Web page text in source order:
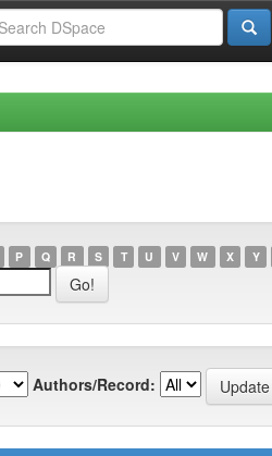
P Q R S T U V W X Y
Authors/Record: